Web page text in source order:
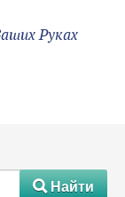
Руках
#Найти